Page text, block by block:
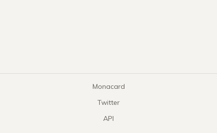
Monacard
Twitter
API